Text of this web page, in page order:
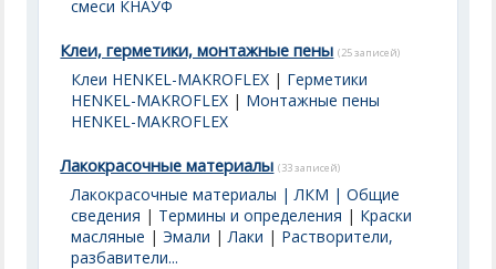
смеси КНАУФ
Клеи, герметики, монтажные пены (25 записей)
Клеи HENKEL-MAKROFLEX | Герметики
HENKEL-MAKROFLEX | Монтажные пены
HENKEL-MAKROFLEX
Лакокрасочные материалы (33 записей)
Лакокрасочные материалы | ЛКМ | Общие
сведения | Термины и определения | Краски
масляные |Эмали |Лаки | Растворители,
разбавители...